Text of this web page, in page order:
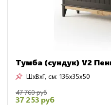
Тумба (сундук) V2
ШxВxГ, см: 136x35x50
47 760 руб
37 253 руб